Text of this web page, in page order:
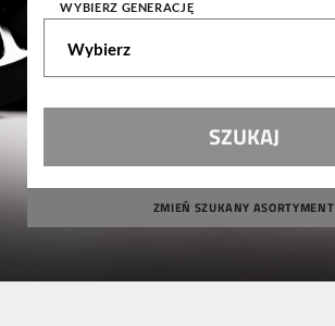
WYBIERZ GENERACJĘ
ZMIEŃ SZUKANY ASORTYMENT